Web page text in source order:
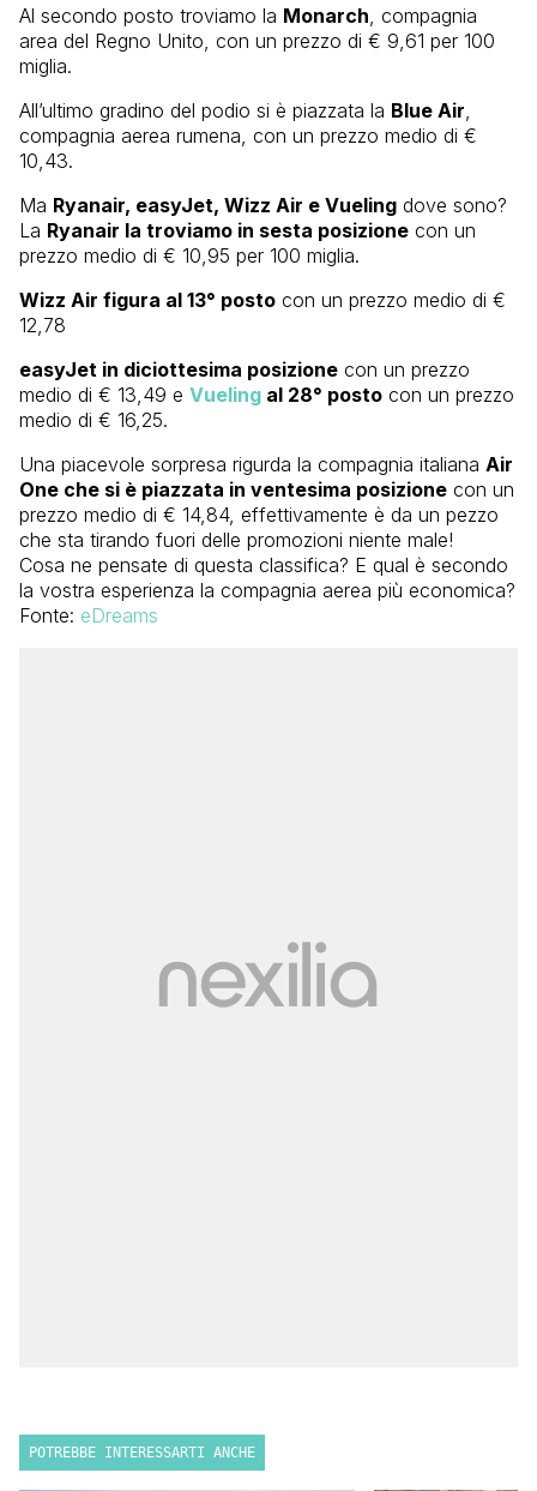
Al secondo posto troviamo la Monarch, compagnia
area del Regno Unito, con un prezzo di € 9,61 per 100
miglia.
All’ultimo gradino del podio si è piazzata la Blue Air,
compagnia aerea rumena, con un prezzo medio di €
10,43.
Ma Ryanair, easyJet, Wizz Air e Vueling dove sono?
La Ryanair la troviamo in sesta posizione con un
prezzo medio di € 10,95 per 100 miglia.
Wizz Air figura al 13° posto con un prezzo medio di €
12,78
easyJet in diciottesima posizione con un prezzo
medio di € 13,49 e Vueling al 28° posto con un prezzo
medio di € 16,25.
Una piacevole sorpresa rigurda la compagnia italiana Air
One che si è piazzata in ventesima posizione con un
prezzo medio di € 14,84, effettivamente è da un pezzo
che sta tirando fuori delle promozioni niente male!
Cosa ne pensate di questa classifica? E qual è secondo
la vostra esperienza la compagnia aerea più economica?
Fonte: eDreams
POTREBBE INTERESSARTI ANCHE